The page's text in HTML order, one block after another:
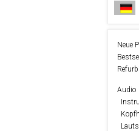
Neue
Audio